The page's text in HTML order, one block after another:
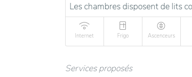
Les chambres disposent de lits
Internet Frigo Ascenceurs
Services proposés